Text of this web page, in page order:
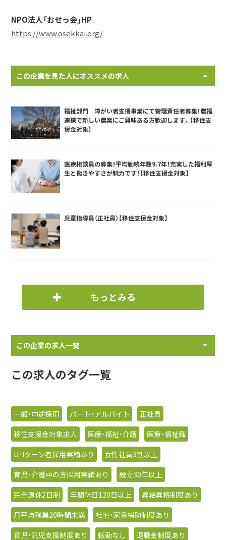
NPO法人「おせっ会」HP
https://www.osekkai.org/
この企業を見た人にオススメの求人
福祉部門 障がい者支援事業にて管理責任者募集！農福
連携で新しい農業にご興味ある方歓迎します。【移住支
援金対象】
医療相談員の募集！平均勤続年数9.7年！充実した福利厚
生と働きやすさが魅力です！【移住支援金対象】
児童指導員（正社員）【移住支援金対象】
もっとみる
この企業の求人一覧
この求人のタグ一覧
一般・中途採用 パート・アルバイト
正社員
移住支援金対象求人
医療・福祉・介護
医療・福祉職
U・Iターン者採用実績あり
女性社員3割以上
育児・介護中の方採用実績あり
設立30年以上
完全週休2日制
年間休日120日以上
昇給昇格制度あり
月平均残業20時間未満
社宅・家賃補助制度あり
育児・託児支援制度あり
転勤なし
退職金制度あり